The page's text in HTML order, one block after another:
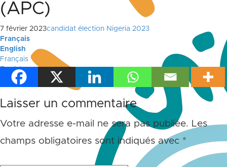
(APC)
7 février 2023candidat élection Nigeria 2023
Français
English
Français
English
Laisser un commentaire
Votre adresse e-mail ne sera pas publiée. Les
champs obligatoires sont indiqués avec *